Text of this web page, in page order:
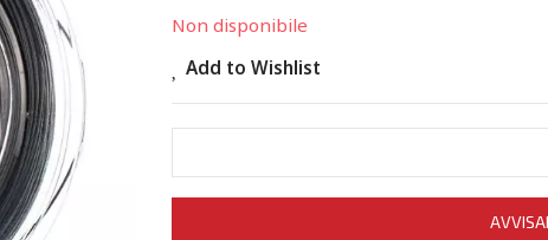
Non disponibile
Add to Wishlist